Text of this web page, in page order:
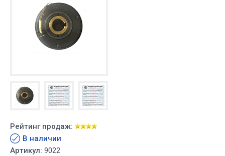
Рейтинг продаж:
В наличии
Артикул: 9022